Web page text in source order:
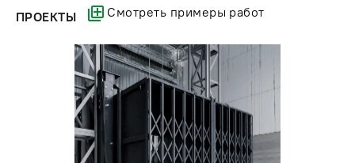
ПРОЕКТЫ Смотреть примеры работ